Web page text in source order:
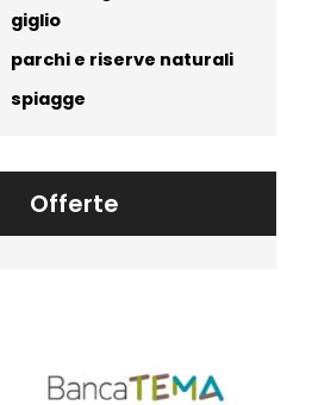
giglio
parchi e riserve naturali
spiagge
Offerte